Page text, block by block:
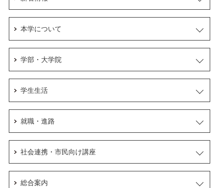
本学について
学部・大学院
学生生活
就職・進路
社会連携・市民向け講座
総合案内